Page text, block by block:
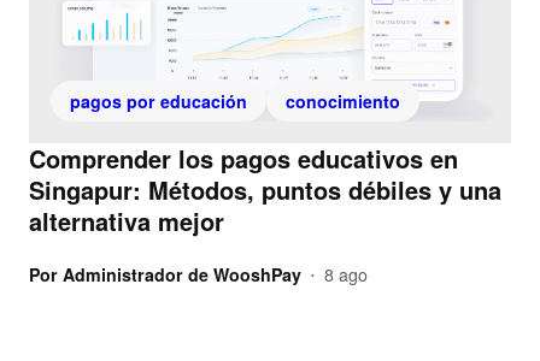
pagos por educación conocimiento
Comprender los pagos educativos en
Singapur: Métodos, puntos débiles y una
alternativa mejor
Por Administrador de WooshPay • 8 ago